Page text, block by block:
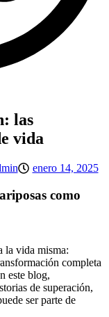
las
vida
enero 14, 2025
como
la vida misma:
completa
este blog,
de superación,
ser parte de